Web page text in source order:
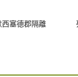
塞德郡隔離